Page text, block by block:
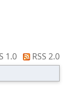
1.0
RSS 2.0